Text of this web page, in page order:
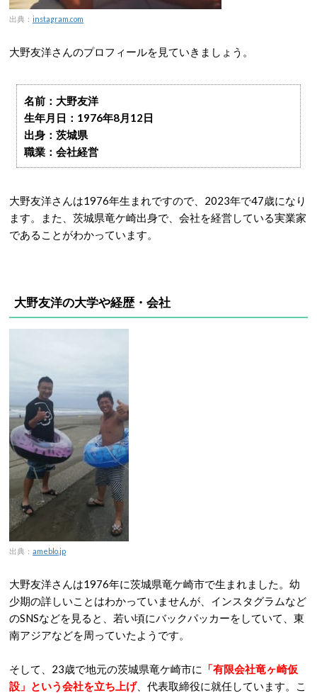
出典： instagram.com
大野友洋さんのプロフィールを見ていきましょう。
名前：大野友洋
生年月日：1976年8月12日
出身：茨城県
職業：会社経営
大野友洋さんは1976年生まれですので、2023年で47歳になり
ます。また、茨城県竜ケ崎出身で、会社を経営している実業家
であることがわかっています。
大野友洋の大学や経歴・会社
出典： ameblo.jp
大野友洋さんは1976年に茨城県竜ケ崎市で生まれました。幼
少期の詳しいことはわかっていませんが、インスタグラムなど
のSNSなどを見ると、若い頃にバックパッカーをしていて、東
南アジアなどを周っていたようです。
そして、23歳で地元の茨城県竜ケ崎市に
「有限会社竜ヶ崎仮
設」という会社を立ち上げ、代表取締役に就任しています。こ